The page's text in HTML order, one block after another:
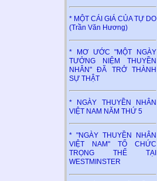
* MỘT CÁI GIÁ CỦA TỰ DO
(Trần Văn Hương)
* MƠ ƯỚC "MỘT NGÀY
TƯỞNG NIỆM THUYỀN
NHÂN" ĐÃ TRỞ THÀNH
SỰ THẬT
* NGÀY THUYỀN NHÂN
VIỆT NAM NĂM THỨ 5
* "NGÀY THUYỀN NHÂN
VIỆT NAM" TỔ CHỨC
TRỌNG THỂ TẠI
WESTMINSTER